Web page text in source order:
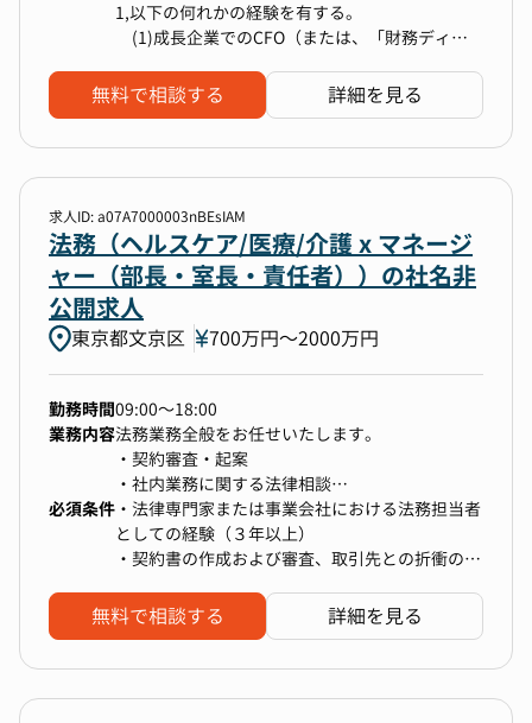
値から逆算して顧客価値、事業価値創造にインパ
クトを与えられる事が求められる。また顧客価値
れる。
加えて、財務経理部門を中心として人員採用・育
年の米国株式市場 IPOを主導する。
■職責
1,エクイティストーリーを策定し、投資家とのコ
ミュニケーションを主導して、自社の魅力を社外
関係者（投資家、証券会社、銀行、etc.）に発信
2,CEO、CTO、COO、他の重要なステークホルダ
ーと共に、会社の非連続な成長を成し遂げる戦
略・戦術を立案する。その実現のための事業上の
ボトルネックがあれば特定し、解消する仮説を立
案し、自ら実行に移して結果に繋げる。その際
に、自らの業務範囲に線を引か3ず、会社にとっ
て重要な事であれば如何なる業務も遂行する。そ
M&A等も含まれる。
3,事業戦略・財務戦略・予算策定の立案及び実行
1,以下の何れかの経験を有する。
(1)成長企業でのCFO（または、「財務ディレ
持つ役職）として企業価値向上への貢献、及びバ
リュエーション交渉経験
場・売却)
2,グローバル投資家から資金調達できるレベルの
英語交渉能力。
3,挑戦的な精神と優れたチームプレーヤーとして
の強いリーダーシップ
無料で相談する 詳細を見る
求人ID: a07A7000003nBEsIAM
法務（ヘルスケア/医療/介護 x マネージ
ャー（部長・室長・責任者））の社名非
公開求人
東京都文京区 700万円〜2000万円
勤務時間09:00～18:00
業務内容法務業務全般をお任せいたします。
・契約審査・起案
・社内業務に関する法律相談
・各種社内規程類の策定・改訂
・その他法務業務に関連する管理業務及びサポー
ト業務
適正に応じてその他の業務もお任せすることがあ
ります。
必須条件 ・法律専門家または事業会社における法務担当者
としての経験（３年以上）
・契約書の作成および審査、取引先との折衝の経
・ビジネス英語のご経験
無料で相談する 詳細を見る